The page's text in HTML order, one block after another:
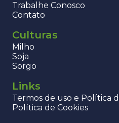
Trabalhe Conosco
Contato
Culturas
Milho
Soja
Sorgo
Links
Termos de uso e Política
Política de Cookies